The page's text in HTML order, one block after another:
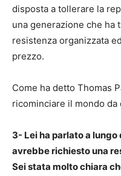
disposta a tollerare la
una generazione che ha
resistenza organizzata
prezzo.
Come ha detto Thomas
ricominciare il mondo da
3- Lei ha parlato a
avrebbe richiesto una
Sei stata molto chiara